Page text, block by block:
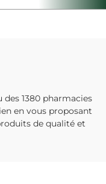
des 1380 pharmacies
en vous proposant
de qualité et